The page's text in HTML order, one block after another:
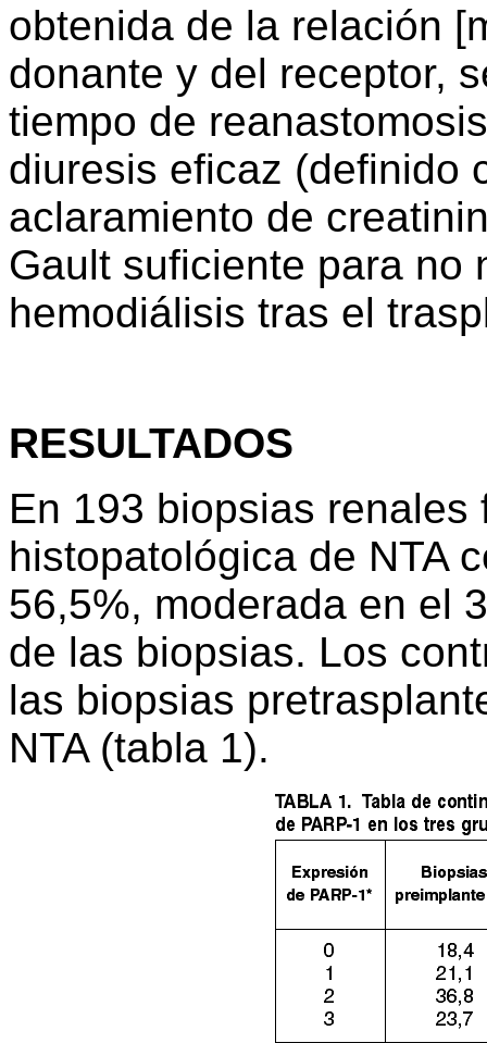
obtenida de la relación
donante y del receptor,
tiempo de
diuresis eficaz (definido
aclaramiento de
Gault suficiente para no
hemodiálisis tras el
RESULTADOS
En 193 biopsias
histopatológica de NTA
56,5%, moderada en el
de las biopsias. Los
las biopsias
NTA (tabla 1).